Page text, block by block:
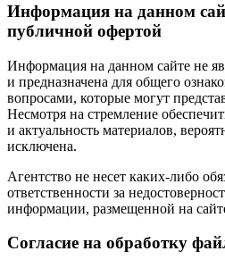
Информация на данном
публичной офертой
Информация на данном сайте не
и предназначена для общего
вопросами, которые могут
Несмотря на стремление
и актуальность материалов,
исключена.
Агентство не несет каких-либо
ответственности за
информации, размещенной на
Cогласие на обработку